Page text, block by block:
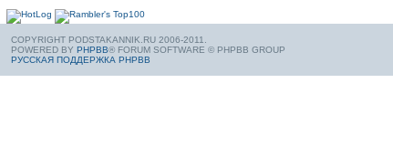
COPYRIGHT PODSTAKANNIK.RU 2006-2011.
POWERED BY PHPBB® FORUM SOFTWARE © PHPBB GROUP
РУССКАЯ ПОДДЕРЖКА PHPBB